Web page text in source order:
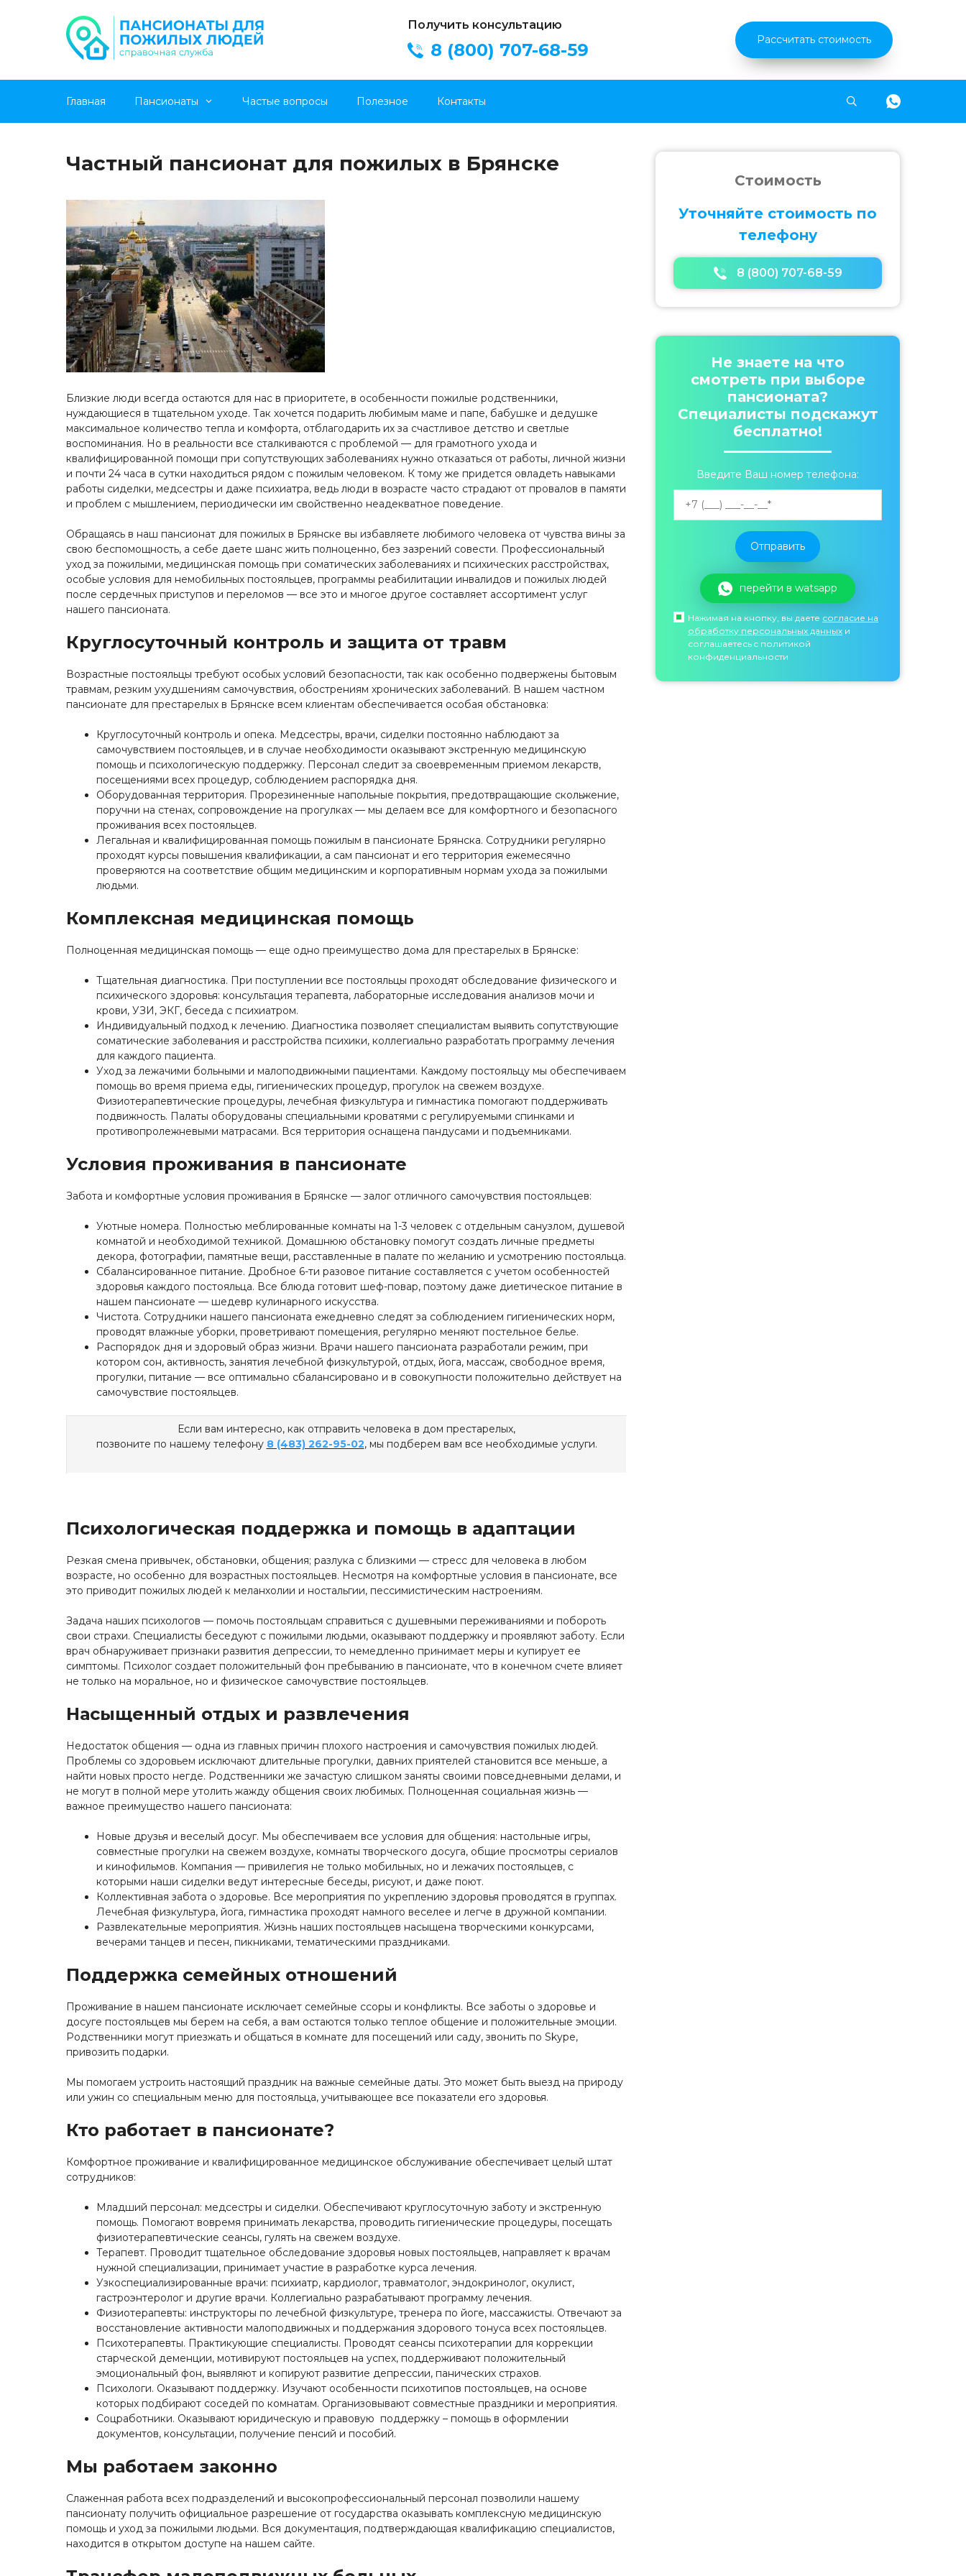
Получить консультацию
8 (800) 707-68-59 Рассчитать стоимость
Главная Пансионаты Частые вопросы Полезное Контакты Найти
Частный пансионат для пожилых в Брянске
Близкие люди всегда остаются для нас в приоритете, в особенности пожилые родственники,
нуждающиеся в тщательном уходе. Так хочется подарить любимым маме и папе, бабушке и дедушке
максимальное количество тепла и комфорта, отблагодарить их за счастливое детство и светлые
воспоминания. Но в реальности все сталкиваются с проблемой — для грамотного ухода и
квалифицированной помощи при сопутствующих заболеваниях нужно отказаться от работы, личной жизни
и почти 24 часа в сутки находиться рядом с пожилым человеком. К тому же придется овладеть навыками
работы сиделки, медсестры и даже психиатра, ведь люди в возрасте часто страдают от провалов в памяти
и проблем с мышлением, периодически им свойственно неадекватное поведение.
Обращаясь в наш пансионат для пожилых в Брянске вы избавляете любимого человека от чувства вины за
свою беспомощность, а себе даете шанс жить полноценно, без зазрений совести. Профессиональный
уход за пожилыми, медицинская помощь при соматических заболеваниях и психических расстройствах,
особые условия для немобильных постояльцев, программы реабилитации инвалидов и пожилых людей
после сердечных приступов и переломов — все это и многое другое составляет ассортимент услуг
нашего пансионата.
Круглосуточный контроль и защита от травм
Возрастные постояльцы требуют особых условий безопасности, так как особенно подвержены бытовым
травмам, резким ухудшениям самочувствия, обострениям хронических заболеваний. В нашем частном
пансионате для престарелых в Брянске всем клиентам обеспечивается особая обстановка:
Круглосуточный контроль и опека. Медсестры, врачи, сиделки постоянно наблюдают за
самочувствием постояльцев, и в случае необходимости оказывают экстренную медицинскую
помощь и психологическую поддержку. Персонал следит за своевременным приемом лекарств,
посещениями всех процедур, соблюдением распорядка дня.
Оборудованная территория. Прорезиненные напольные покрытия, предотвращающие скольжение,
поручни на стенах, сопровождение на прогулках — мы делаем все для комфортного и безопасного
проживания всех постояльцев.
Легальная и квалифицированная помощь пожилым в пансионате Брянска. Сотрудники регулярно
проходят курсы повышения квалификации, а сам пансионат и его территория ежемесячно
проверяются на соответствие общим медицинским и корпоративным нормам ухода за пожилыми
людьми.
Комплексная медицинская помощь
Полноценная медицинская помощь — еще одно преимущество дома для престарелых в Брянске:
Тщательная диагностика. При поступлении все постояльцы проходят обследование физического и
психического здоровья: консультация терапевта, лабораторные исследования анализов мочи и
крови, УЗИ, ЭКГ, беседа с психиатром.
Индивидуальный подход к лечению. Диагностика позволяет специалистам выявить сопутствующие
соматические заболевания и расстройства психики, коллегиально разработать программу лечения
для каждого пациента.
Уход за лежачими больными и малоподвижными пациентами. Каждому постояльцу мы обеспечиваем
помощь во время приема еды, гигиенических процедур, прогулок на свежем воздухе.
Физиотерапевтические процедуры, лечебная физкультура и гимнастика помогают поддерживать
подвижность. Палаты оборудованы специальными кроватями с регулируемыми спинками и
противопролежневыми матрасами. Вся территория оснащена пандусами и подъемниками.
Условия проживания в пансионате
Забота и комфортные условия проживания в Брянске — залог отличного самочувствия постояльцев:
Уютные номера. Полностью меблированные комнаты на 1-3 человек с отдельным санузлом, душевой
комнатой и необходимой техникой. Домашнюю обстановку помогут создать личные предметы
декора, фотографии, памятные вещи, расставленные в палате по желанию и усмотрению постояльца.
Сбалансированное питание. Дробное 6-ти разовое питание составляется с учетом особенностей
здоровья каждого постояльца. Все блюда готовит шеф-повар, поэтому даже диетическое питание в
нашем пансионате — шедевр кулинарного искусства.
Чистота. Сотрудники нашего пансионата ежедневно следят за соблюдением гигиенических норм,
проводят влажные уборки, проветривают помещения, регулярно меняют постельное белье.
Распорядок дня и здоровый образ жизни. Врачи нашего пансионата разработали режим, при
котором сон, активность, занятия лечебной физкультурой, отдых, йога, массаж, свободное время,
прогулки, питание — все оптимально сбалансировано и в совокупности положительно действует на
самочувствие постояльцев.
Если вам интересно, как отправить человека в дом престарелых,
позвоните по нашему телефону 8 (483) 262-95-02, мы подберем вам все необходимые услуги.
Психологическая поддержка и помощь в адаптации
Резкая смена привычек, обстановки, общения; разлука с близкими — стресс для человека в любом
возрасте, но особенно для возрастных постояльцев. Несмотря на комфортные условия в пансионате, все
это приводит пожилых людей к меланхолии и ностальгии, пессимистическим настроениям.
Задача наших психологов — помочь постояльцам справиться с душевными переживаниями и побороть
свои страхи. Специалисты беседуют с пожилыми людьми, оказывают поддержку и проявляют заботу. Если
врач обнаруживает признаки развития депрессии, то немедленно принимает меры и купирует ее
симптомы. Психолог создает положительный фон пребыванию в пансионате, что в конечном счете влияет
не только на моральное, но и физическое самочувствие постояльцев.
Насыщенный отдых и развлечения
Недостаток общения — одна из главных причин плохого настроения и самочувствия пожилых людей.
Проблемы со здоровьем исключают длительные прогулки, давних приятелей становится все меньше, а
найти новых просто негде. Родственники же зачастую слишком заняты своими повседневными делами, и
не могут в полной мере утолить жажду общения своих любимых. Полноценная социальная жизнь —
важное преимущество нашего пансионата:
Новые друзья и веселый досуг. Мы обеспечиваем все условия для общения: настольные игры,
совместные прогулки на свежем воздухе, комнаты творческого досуга, общие просмотры сериалов
и кинофильмов. Компания — привилегия не только мобильных, но и лежачих постояльцев, с
которыми наши сиделки ведут интересные беседы, рисуют, и даже поют.
Коллективная забота о здоровье. Все мероприятия по укреплению здоровья проводятся в группах.
Лечебная физкультура, йога, гимнастика проходят намного веселее и легче в дружной компании.
Развлекательные мероприятия. Жизнь наших постояльцев насыщена творческими конкурсами,
вечерами танцев и песен, пикниками, тематическими праздниками.
Поддержка семейных отношений
Проживание в нашем пансионате исключает семейные ссоры и конфликты. Все заботы о здоровье и
досуге постояльцев мы берем на себя, а вам остаются только теплое общение и положительные эмоции.
Родственники могут приезжать и общаться в комнате для посещений или саду, звонить по Skype,
привозить подарки.
Мы помогаем устроить настоящий праздник на важные семейные даты. Это может быть выезд на природу
или ужин со специальным меню для постояльца, учитывающее все показатели его здоровья.
Кто работает в пансионате?
Комфортное проживание и квалифицированное медицинское обслуживание обеспечивает целый штат
сотрудников:
Младший персонал: медсестры и сиделки. Обеспечивают круглосуточную заботу и экстренную
помощь. Помогают вовремя принимать лекарства, проводить гигиенические процедуры, посещать
физиотерапевтические сеансы, гулять на свежем воздухе.
Терапевт. Проводит тщательное обследование здоровья новых постояльцев, направляет к врачам
нужной специализации, принимает участие в разработке курса лечения.
Узкоспециализированные врачи: психиатр, кардиолог, травматолог, эндокринолог, окулист,
гастроэнтеролог и другие врачи. Коллегиально разрабатывают программу лечения.
Физиотерапевты: инструкторы по лечебной физкультуре, тренера по йоге, массажисты. Отвечают за
восстановление активности малоподвижных и поддержания здорового тонуса всех постояльцев.
Психотерапевты. Практикующие специалисты. Проводят сеансы психотерапии для коррекции
старческой деменции, мотивируют постояльцев на успех, поддерживают положительный
эмоциональный фон, выявляют и копируют развитие депрессии, панических страхов.
Психологи. Оказывают поддержку. Изучают особенности психотипов постояльцев, на основе
которых подбирают соседей по комнатам. Организовывают совместные праздники и мероприятия.
Соцработники. Оказывают юридическую и правовую поддержку – помощь в оформлении
документов, консультации, получение пенсий и пособий.
Мы работаем законно
Слаженная работа всех подразделений и высокопрофессиональный персонал позволили нашему
пансионату получить официальное разрешение от государства оказывать комплексную медицинскую
помощь и уход за пожилыми людьми. Вся документация, подтверждающая квалификацию специалистов,
находится в открытом доступе на нашем сайте.
Стоимость
Уточняйте стоимость по
телефону
8 (800) 707-68-59
Не знаете на что
смотреть при выборе
пансионата?
Специалисты подскажут
бесплатно!
Введите Ваш номер телефона:
перейти в watsapp
Нажимая на кнопку, вы даете согласие на
обработку персональных данных и
соглашаетесь c политикой
конфиденциальности